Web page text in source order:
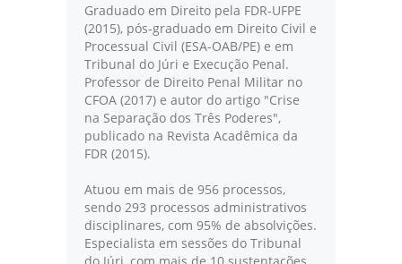
Graduado em Direito pela FDR-UFPE
(2015), pós-graduado em Direito Civil e
Processual Civil (ESA-OAB/PE) e em
Tribunal do Júri e Execução Penal.
Professor de Direito Penal Militar no
CFOA (2017) e autor do artigo "Crise
na Separação dos Três Poderes",
publicado na Revista Acadêmica da
FDR (2015).
Atuou em mais de 956 processos,
sendo 293 processos administrativos
disciplinares, com 95% de absolvições.
Especialista em sessões do Tribunal